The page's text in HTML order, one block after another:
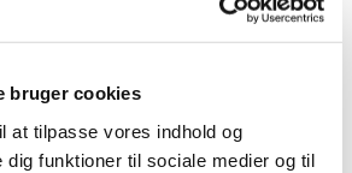
bruger cookies
at tilpasse vores indhold og
dig funktioner til sociale medier og til